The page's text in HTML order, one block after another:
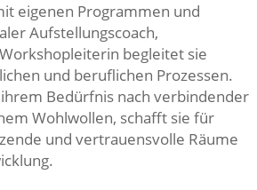
eigenen Programmen und
Aufstellungscoach,
begleitet sie
und beruflichen Prozessen.
Bedürfnis nach verbindender
Wohlwollen, schafft sie für
und vertrauensvolle Räume